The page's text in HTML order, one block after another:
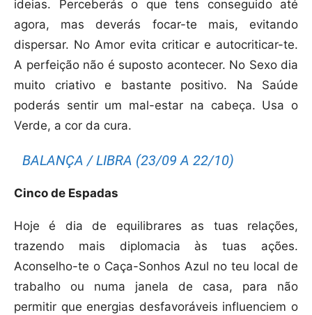
ideias. Perceberás o que tens conseguido até
agora, mas deverás focar-te mais, evitando
dispersar. No Amor evita criticar e autocriticar-te.
A perfeição não é suposto acontecer. No Sexo dia
muito criativo e bastante positivo. Na Saúde
poderás sentir um mal-estar na cabeça. Usa o
Verde, a cor da cura.
BALANÇA / LIBRA (23/09 A 22/10)
Cinco de Espadas
Hoje é dia de equilibrares as tuas relações,
trazendo mais diplomacia às tuas ações.
Aconselho-te o Caça-Sonhos Azul no teu local de
trabalho ou numa janela de casa, para não
permitir que energias desfavoráveis influenciem o